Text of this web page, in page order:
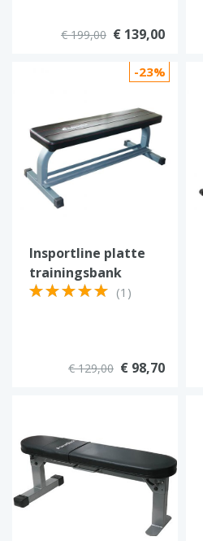
€ 199,00 € 139,00
-23%
Insportline platte
trainingsbank
(1)
€ 129,00 € 98,70